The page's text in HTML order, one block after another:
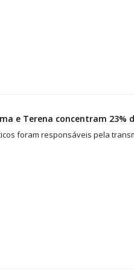
e Terena concentram
foram responsáveis pela